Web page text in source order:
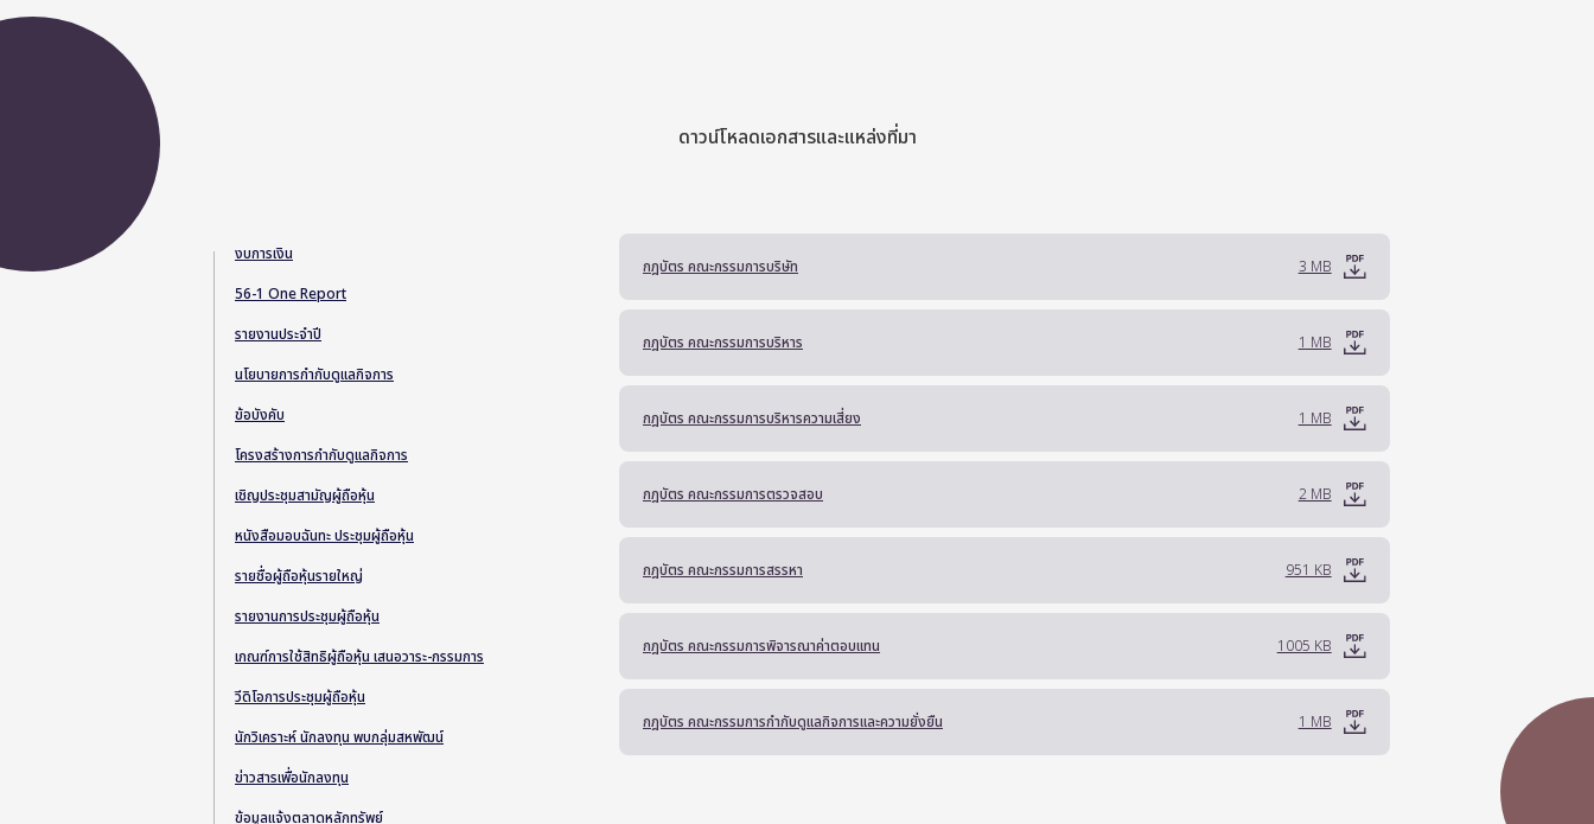
ดาวน์โหลดเอกสารและแหล่งที่มา
งบการเงิน
56-1 One Report
รายงานประจำปี
นโยบายการกำกับดูแลกิจการ
ข้อบังคับ
โครงสร้างการกำกับดูแลกิจการ
เชิญประชุมสามัญผู้ถือหุ้น
หนังสือมอบฉันทะ ประชุมผู้ถือหุ้น
รายชื่อผู้ถือหุ้นรายใหญ่
รายงานการประชุมผู้ถือหุ้น
เกณฑ์การใช้สิทธิผู้ถือหุ้น เสนอวาระ-กรรมการ
วีดิโอการประชุมผู้ถือหุ้น
นักวิเคราะห์ นักลงทุน พบกลุ่มสหพัฒน์
ข่าวสารเพื่อนักลงทุน
ข้อมูลแจ้งตลาดหลักทรัพย์
กฎบัตร คณะกรรมการบริษัท 3 MB
กฎบัตร คณะกรรมการบริหาร 1 MB
กฎบัตร คณะกรรมการบริหารความเสี่ยง 1 MB
กฎบัตร คณะกรรมการตรวจสอบ 2 MB
กฎบัตร คณะกรรมการสรรหา 951 KB
กฎบัตร คณะกรรมการพิจารณาค่าตอบแทน 1005 KB
กฎบัตร คณะกรรมการกำกับดูแลกิจการและความยั่งยืน 1 MB